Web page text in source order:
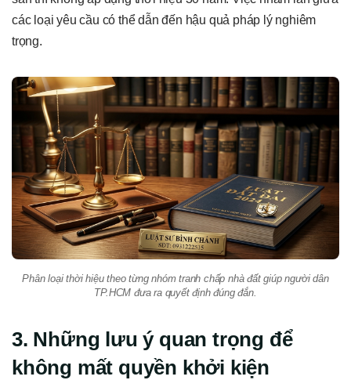
các loại yêu cầu có thể dẫn đến hậu quả pháp lý nghiêm
trọng.
Phân loại thời hiệu theo từng nhóm tranh chấp nhà đất giúp người dân
TP.HCM đưa ra quyết định đúng đắn.
3. Những lưu ý quan trọng để
không mất quyền khởi kiện